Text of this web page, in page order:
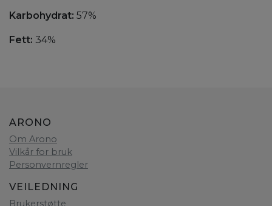
Karbohydrat: 57%
Fett: 34%
ARONO
Om Arono
Vilkår for bruk
Personvernregler
VEILEDNING
Brukerstøtte